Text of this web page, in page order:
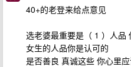
40+的老登来给点意见
选老婆最重要是（ 1 ）人品
女生的人品你是认可的
是否善良 真诚这些 你心里